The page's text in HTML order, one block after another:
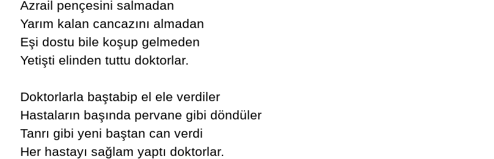
Azrail pençesini salmadan
Yarım kalan cancazını almadan
Eşi dostu bile koşup gelmeden
Yetişti elinden tuttu doktorlar.
Doktorlarla baştabip el ele verdiler
Hastaların başında pervane gibi döndüler
Tanrı gibi yeni baştan can verdi
Her hastayı sağlam yaptı doktorlar.